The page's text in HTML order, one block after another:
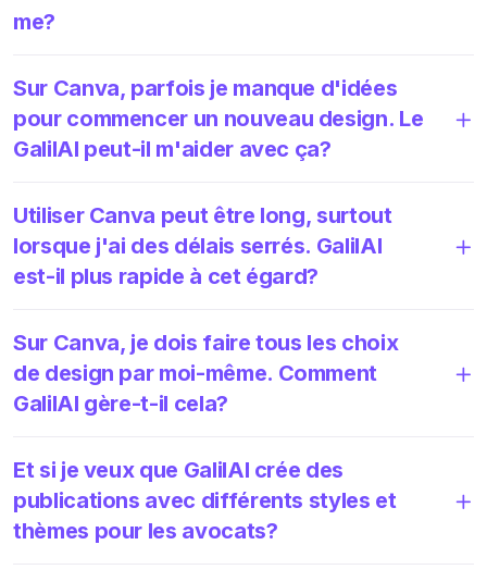
me?
Sur Canva, parfois je manque d'idées
pour commencer un nouveau design. Le
GalilAI peut-il m'aider avec ça?
Utiliser Canva peut être long, surtout
lorsque j'ai des délais serrés. GalilAI
est-il plus rapide à cet égard?
Sur Canva, je dois faire tous les choix
de design par moi-même. Comment
GalilAI gère-t-il cela?
Et si je veux que GalilAI crée des
publications avec différents styles et
thèmes pour les avocats?